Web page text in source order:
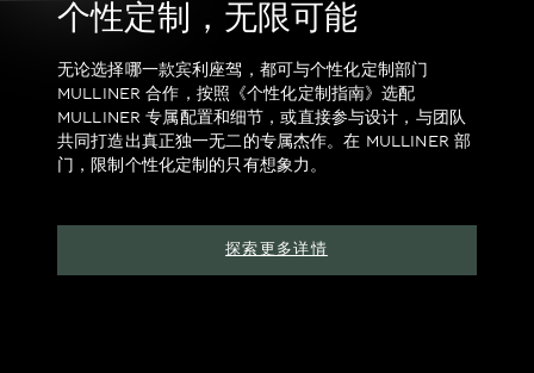
个性定制，无限可能
无论选择哪一款宾利座驾，都可与个性化定制部门
MULLINER 合作，按照《个性化定制指南》选配
MULLINER 专属配置和细节，或直接参与设计，与团队
共同打造出真正独一无二的专属杰作。在 MULLINER 部
门，限制个性化定制的只有想象力。
探索更多详情